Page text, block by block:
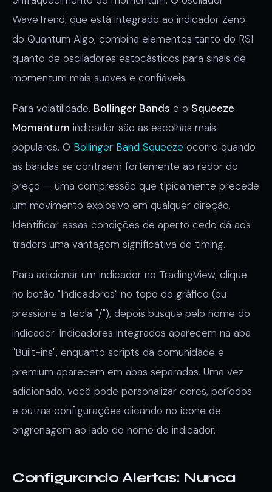
WaveTrend, que está integrado ao indicador Zeno
do Quantum Algo, combina elementos tanto do RSI
quanto de osciladores estocásticos para sinais de
momentum mais suaves e confiáveis.
Para volatilidade, Bollinger Bands e o Squeeze
Momentum indicador são as escolhas mais
populares. O Bollinger Band Squeeze ocorre quando
as bandas se contraem fortemente ao redor do
preço — uma compressão que tipicamente precede
um movimento explosivo em qualquer direção.
Identificar essas condições de aperto cedo dá aos
traders uma vantagem significativa de timing.
Para adicionar um indicador no TradingView, clique
no botão "Indicadores" no topo do gráfico (ou
pressione a tecla "/"), depois busque pelo nome do
indicador. Indicadores integrados aparecem na aba
"Built-ins", enquanto scripts da comunidade e
premium aparecem em abas separadas. Uma vez
adicionado, você pode personalizar cores, períodos
e outras configurações clicando no ícone de
engrenagem ao lado do nome do indicador.
Configurando Alertas: Nunca